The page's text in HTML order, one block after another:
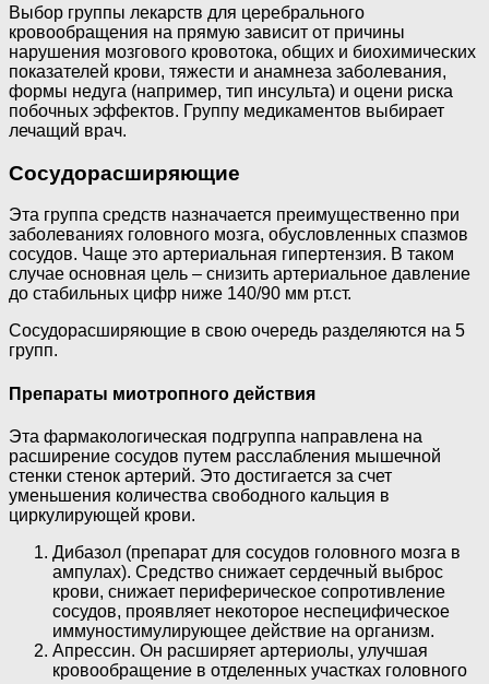
Выбор группы лекарств для церебрального
кровообращения на прямую зависит от причины
нарушения мозгового кровотока, общих и биохимических
показателей крови, тяжести и анамнеза заболевания,
формы недуга (например, тип инсульта) и оцени риска
побочных эффектов. Группу медикаментов выбирает
лечащий врач.
Сосудорасширяющие
Эта группа средств назначается преимущественно при
заболеваниях головного мозга, обусловленных спазмов
сосудов. Чаще это артериальная гипертензия. В таком
случае основная цель – снизить артериальное давление
до стабильных цифр ниже 140/90 мм рт.ст.
Сосудорасширяющие в свою очередь разделяются на 5
групп.
Препараты миотропного действия
Эта фармакологическая подгруппа направлена на
расширение сосудов путем расслабления мышечной
стенки стенок артерий. Это достигается за счет
уменьшения количества свободного кальция в
циркулирующей крови.
Дибазол (препарат для сосудов головного мозга в
ампулах). Средство снижает сердечный выброс
крови, снижает периферическое сопротивление
сосудов, проявляет некоторое неспецифическое
иммуностимулирующее действие на организм.
Апрессин. Он расширяет артериолы, улучшая
кровообращение в отделенных участках головного